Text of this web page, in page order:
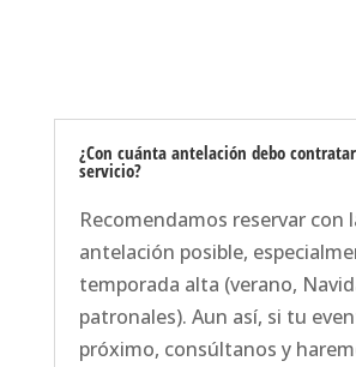
¿Con cuánta antelación debo
servicio?
Recomendamos reservar con
antelación posible,
temporada alta (verano,
patronales). Aun así, si tu
próximo, consúltanos y